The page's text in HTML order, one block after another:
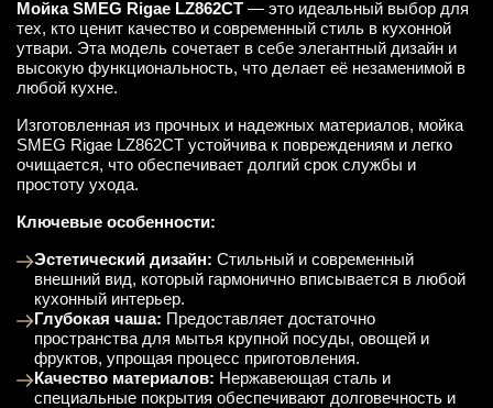
Мойка SMEG Rigae LZ862CT — это идеальный выбор для
тех, кто ценит качество и современный стиль в кухонной
утвари. Эта модель сочетает в себе элегантный дизайн и
высокую функциональность, что делает её незаменимой в
любой кухне.
Изготовленная из прочных и надежных материалов, мойка
SMEG Rigae LZ862CT устойчива к повреждениям и легко
очищается, что обеспечивает долгий срок службы и
простоту ухода.
Ключевые особенности:
Эстетический дизайн: Стильный и современный
внешний вид, который гармонично вписывается в любой
кухонный интерьер.
Глубокая чаша: Предоставляет достаточно
пространства для мытья крупной посуды, овощей и
фруктов, упрощая процесс приготовления.
Качество материалов: Нержавеющая сталь и
специальные покрытия обеспечивают долговечность и